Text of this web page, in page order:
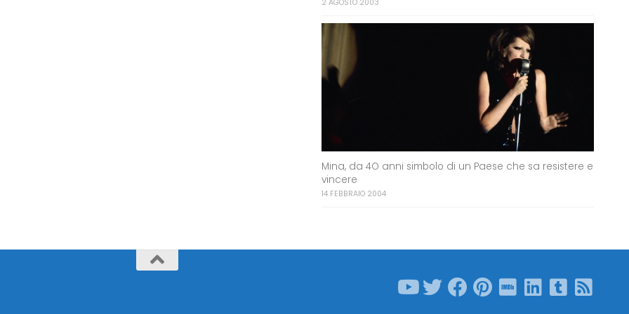
2 AGOSTO 2003
Mina, da 4O anni simbolo di un Paese che sa resistere e
vincere
14 FEBBRAIO 2004